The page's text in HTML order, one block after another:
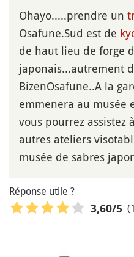
Ohayo.....prendre un
Osafune.Sud est de
de haut lieu de forge
japonais...autrement
BizenOsafune..A la
emmenera au musée
vous pourrez assistez
autres ateliers
musée de sabres
Réponse utile ?
3,60/5